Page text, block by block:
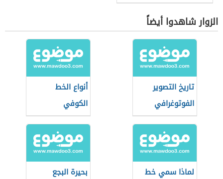
الزوار شاهدوا أيضاً
تاريخ التصوير
الفوتوغرافي
أنواع الخط
الكوفي
لماذا سمي خط بحيرة البجع